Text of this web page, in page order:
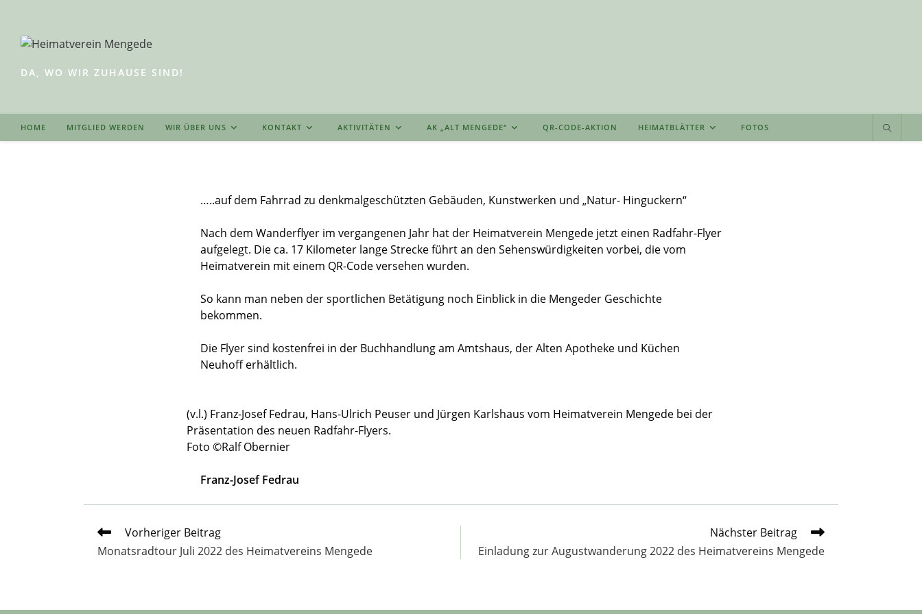
springen
DA, WO WIR ZUHAUSE SIND!
HOME MITGLIED WERDEN WIR ÜBER UNS KONTAKT AKTIVITÄTEN AK „ALT MENGEDE“ QR-CODE-AKTION HEIMATBLÄTTER FOTOS
…..auf dem Fahrrad zu denkmalgeschützten Gebäuden, Kunstwerken und „Natur- Hinguckern“
Nach dem Wanderflyer im vergangenen Jahr hat der Heimatverein Mengede jetzt einen Radfahr-Flyer
aufgelegt. Die ca. 17 Kilometer lange Strecke führt an den Sehenswürdigkeiten vorbei, die vom
Heimatverein mit einem QR-Code versehen wurden.
So kann man neben der sportlichen Betätigung noch Einblick in die Mengeder Geschichte
bekommen.
Die Flyer sind kostenfrei in der Buchhandlung am Amtshaus, der Alten Apotheke und Küchen
Neuhoff erhältlich.
(v.l.) Franz-Josef Fedrau, Hans-Ulrich Peuser und Jürgen Karlshaus vom Heimatverein Mengede bei der
Präsentation des neuen Radfahr-Flyers.
Foto ©Ralf Obernier
Franz-Josef Fedrau
Weitere
Artikel
ansehen
Vorheriger Beitrag
Monatsradtour Juli 2022 des Heimatvereins Mengede
Nächster Beitrag
Einladung zur Augustwanderung 2022 des Heimatvereins Mengede